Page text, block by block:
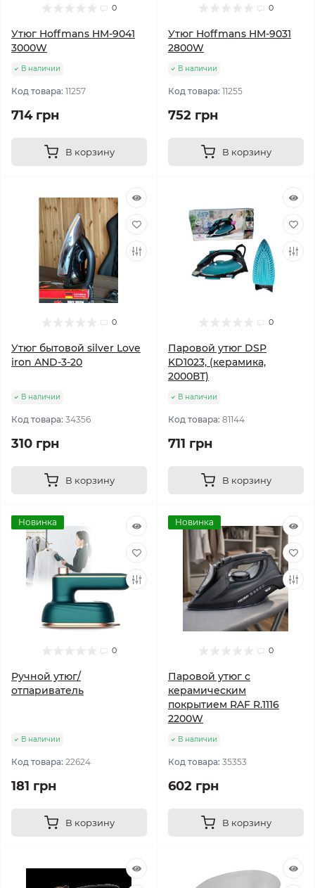
0
Утюг Hoffmans HM-9041
3000W
В наличии
Код товара: 11257
714 грн
В корзину
0
Утюг Hoffmans HM-9031
2800W
В наличии
Код товара: 11255
752 грн
В корзину
0
Утюг бытовой silver Love
iron AND-3-20
В наличии
Код товара: 34356
310 грн
В корзину
0
Паровой утюг DSP
KD1023, (керамика,
2000ВТ)
В наличии
Код товара: 81144
711 грн
В корзину
Новинка
0
Ручной утюг/
отпариватель
В наличии
Код товара: 22624
181 грн
В корзину
Новинка
0
Паровой утюг с
керамическим
покрытием RAF R.1116
2200W
В наличии
Код товара: 35353
602 грн
В корзину